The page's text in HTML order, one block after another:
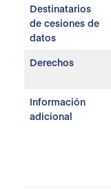
Destinatarios
de cesiones de
datos
Derechos
Información
adicional